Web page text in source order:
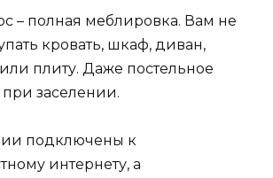
– полная меблировка. Вам не
кровать, шкаф, диван,
плиту. Даже постельное
заселении.
подключены к
интернету, а